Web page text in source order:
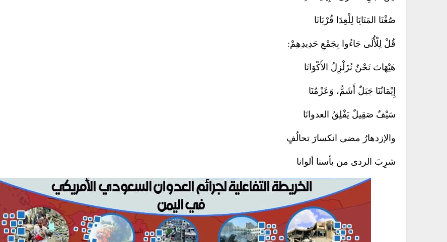
صُغْنَا المَنَايَا لِلْعِدَا قُرْبَانَا
قُلْ لِلْأُلَى جَاءُوا بِجَمْعِ حَدِيدِهِمْ:
هَيْهَاتَ نَحْنُ نُزَلْزِلُ الأَكْوَانَا
إِيْمَانُنَا جَبَلٌ أَشَمُّ، وَعَزْمُنَا
سَيْفٌ صَقِيلٌ يَفْلِقُ العدوانَا
والإزدهارُ مضى انكسارَ تحالُفٍ
شرِبَ الردى من بأسنا ألوانا